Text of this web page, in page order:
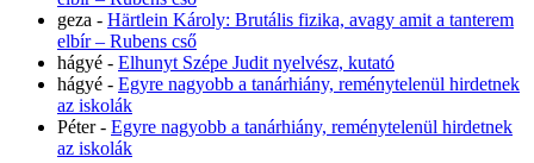
geza - Härtlein Károly: Brutális fizika, avagy amit a tanterem
elbír – Rubens cső
hágyé - Elhunyt Szépe Judit nyelvész, kutató
hágyé - Egyre nagyobb a tanárhiány, reménytelenül hirdetnek
az iskolák
Péter- Egyre nagyobb a tanárhiány, reménytelenül hirdetnek
az iskolák